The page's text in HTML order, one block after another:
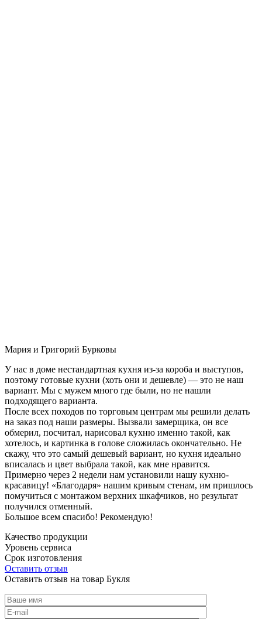
Мария и Григорий Бурковы
У нас в доме нестандартная кухня из-за короба и выступов,
поэтому готовые кухни (хоть они и дешевле) — это не наш
вариант. Мы с мужем много где были, но не нашли
подходящего варианта.
После всех походов по торговым центрам мы решили делать
на заказ под наши размеры. Вызвали замерщика, он все
обмерил, посчитал, нарисовал кухню именно такой, как
хотелось, и картинка в голове сложилась окончательно. Не
скажу, что это самый дешевый вариант, но кухня идеально
вписалась и цвет выбрала такой, как мне нравится.
Примерно через 2 недели нам установили нашу кухню-
красавицу! «Благодаря» нашим кривым стенам, им пришлось
помучиться с монтажом верхних шкафчиков, но результат
получился отменный.
Большое всем спасибо! Рекомендую!
Качество продукции
Уровень сервиса
Срок изготовления
Оставить отзыв
Оставить отзыв на товар Букля